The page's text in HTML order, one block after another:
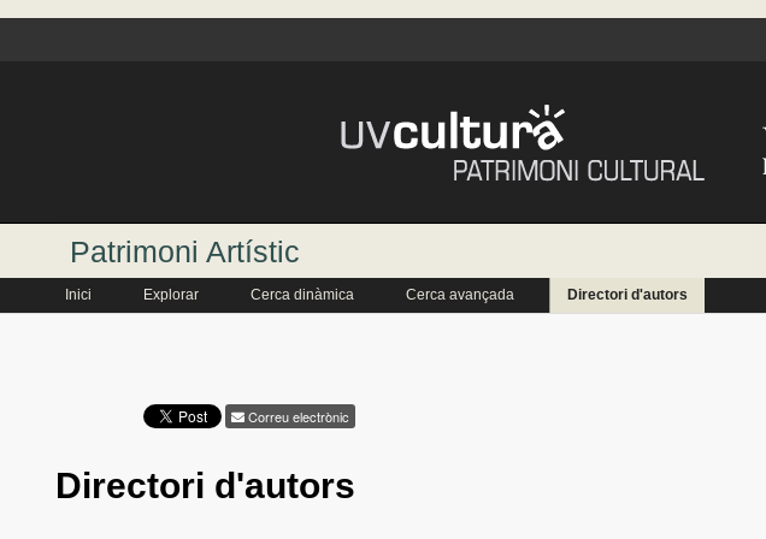
Patrimoni Artístic
Inici Explorar Cerca dinàmica Cerca avançada Directori d'autors
Correu electrònic
Directori d'autors